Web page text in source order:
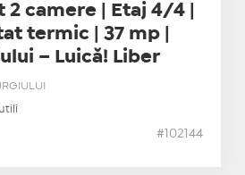
camere | Etaj 4/4 |
termic | 37 mp |
– Luică! Liber
#102144